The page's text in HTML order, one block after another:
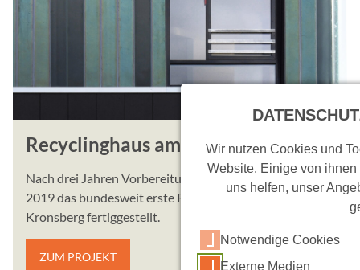
Recyclinghaus am Kronsberg
Nach drei Jahren Vorbereitungszeit wurde im Sommer
2019 das bundesweit erste Recyclinghaus am
Kronsberg fertiggestellt.
ZUM PROJEKT
Wir nutzen Cookies und
Website. Einige von
uns helfen, unser
Notwendige Cookies
Externe Medien